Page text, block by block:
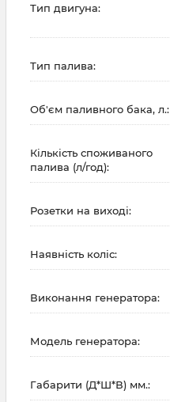
Тип двигуна:
Тип палива:
Об'єм паливного бака, л.:
Кількість споживаного
палива (л/год):
Розетки на виході:
Наявність коліс:
Виконання генератора:
Модель генератора:
Габарити (Д*Ш*В) мм.: